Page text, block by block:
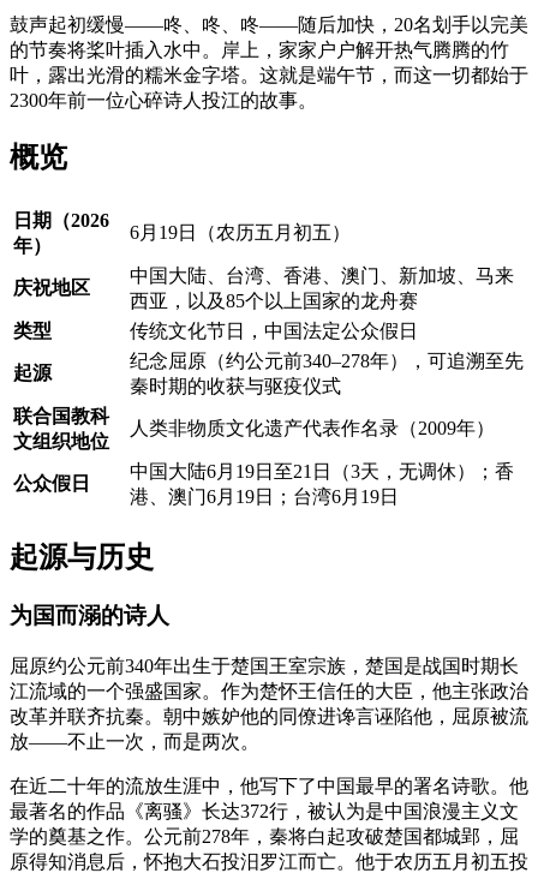
鼓声起初缓慢——咚、咚、咚——随后加快，20名划手以完美
的节奏将桨叶插入水中。岸上，家家户户解开热气腾腾的竹
叶，露出光滑的糯米金字塔。这就是端午节，而这一切都始于
2300年前一位心碎诗人投江的故事。
概览
日期（2026
年）
6月19日（农历五月初五）
庆祝地区
中国大陆、台湾、香港、澳门、新加坡、马来
西亚，以及85个以上国家的龙舟赛
类型
传统文化节日，中国法定公众假日
起源
纪念屈原（约公元前340–278年），可追溯至先
秦时期的收获与驱疫仪式
联合国教科
文组织地位
人类非物质文化遗产代表作名录（2009年）
公众假日
中国大陆6月19日至21日（3天，无调休）；香
港、澳门6月19日；台湾6月19日
起源与历史
为国而溺的诗人
屈原约公元前340年出生于楚国王室宗族，楚国是战国时期长
江流域的一个强盛国家。作为楚怀王信任的大臣，他主张政治
改革并联齐抗秦。朝中嫉妒他的同僚进谗言诬陷他，屈原被流
放——不止一次，而是两次。
在近二十年的流放生涯中，他写下了中国最早的署名诗歌。他
最著名的作品《离骚》长达372行，被认为是中国浪漫主义文
学的奠基之作。公元前278年，秦将白起攻破楚国都城郢，屈
原得知消息后，怀抱大石投汨罗江而亡。他于农历五月初五投